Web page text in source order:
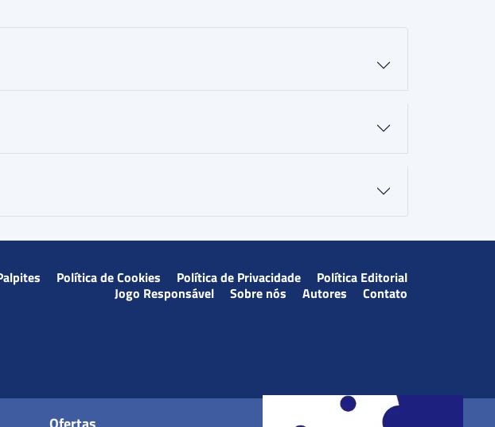
Política de Cookies Política de Privacidade
Política Editorial
Jogo Responsável
Sobre nós Autores Contato